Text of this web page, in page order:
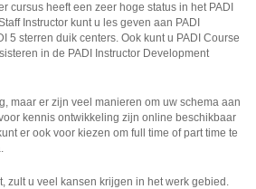
cursus heeft een zeer hoge status in het PADI
Instructor kunt u les geven aan PADI
5 sterren duik centers. Ook kunt u PADI Course
in de PADI Instructor Development
maar er zijn veel manieren om uw schema aan
kennis ontwikkeling zijn online beschikbaar
er ook voor kiezen om full time of part time te
zult u veel kansen krijgen in het werk gebied.